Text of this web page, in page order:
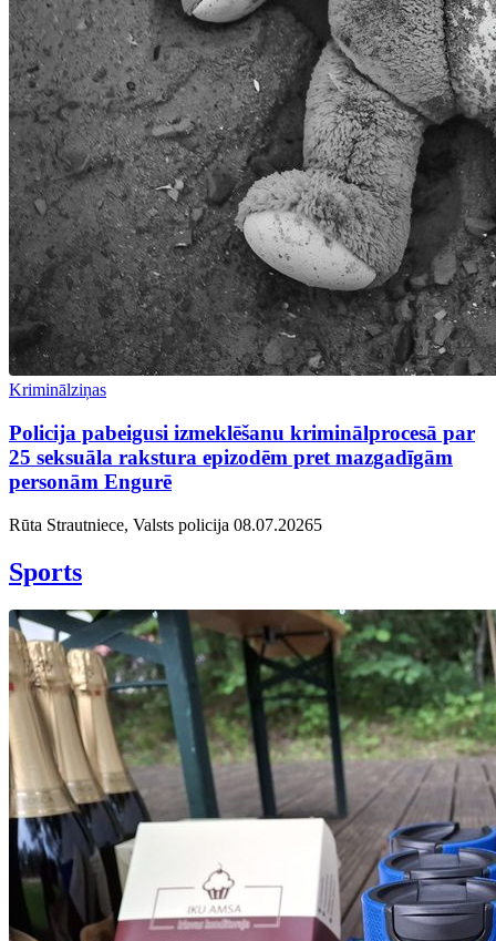
Kriminālziņas
Policija pabeigusi izmeklēšanu kriminālprocesā par
25 seksuāla rakstura epizodēm pret mazgadīgām
personām Engurē
Rūta Strautniece, Valsts policija 08.07.20265
Sports